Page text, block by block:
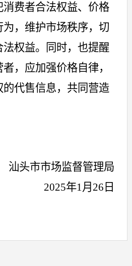
费者合法权益、价格
，维护市场秩序，切
权益。同时，也提醒
，应加强价格自律，
的代售信息，共同营造
汕头市市场监督管理局
2025年1 月 26 日